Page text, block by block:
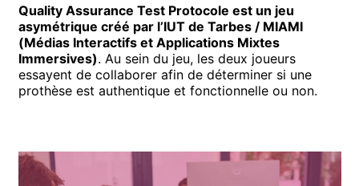
Quality Assurance Test Protocole est un jeu
asymétrique créé par l’IUT de Tarbes / MIAMI
(Médias Interactifs et Applications Mixtes
Immersives). Au sein du jeu, les deux joueurs
essayent de collaborer afin de déterminer si une
prothèse est authentique et fonctionnelle ou non.